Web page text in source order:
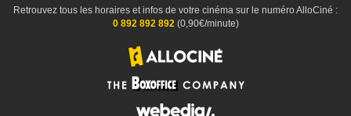
Retrouvez tous les horaires et infos de votre cinéma sur le numéro AlloCiné :
0 892 892 892(0,90€/minute)